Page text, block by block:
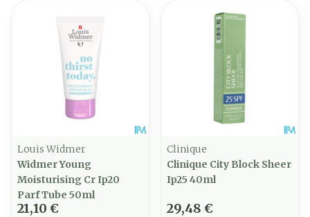
Louis Widmer
Widmer Young
Moisturising Cr Ip20
Parf Tube 50ml
21,10 €
Clinique
Clinique City Block Sheer
Ip25 40ml
29,48 €